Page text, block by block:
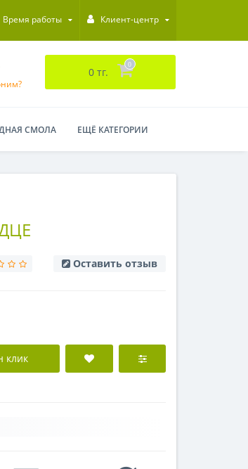
Время работы Клиент-центр
0 тг.
0
СМОЛА ЕЩЁ КАТЕГОРИИ
Оставить отзыв
клик